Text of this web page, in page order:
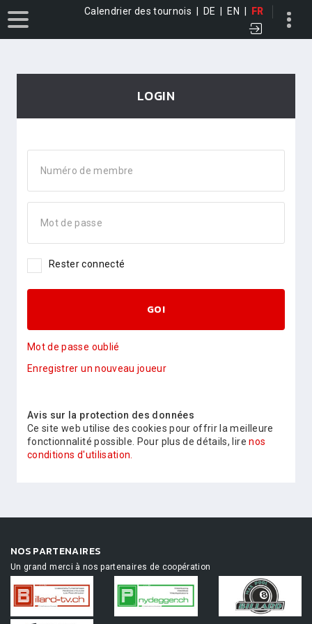
Calendrier des tournois DE EN FR
LOGIN
Numéro de membre
Mot de passe
Rester connecté
GO!
Mot de passe oublié
Enregistrer un nouveau joueur
Avis sur la protection des données
Ce site web utilise des cookies pour offrir la meilleure
fonctionnalité possible. Pour plus de détails, lirenos
conditions d'utilisation.
NOS PARTENAIRES
Un grand merci à nos partenaires de coopération